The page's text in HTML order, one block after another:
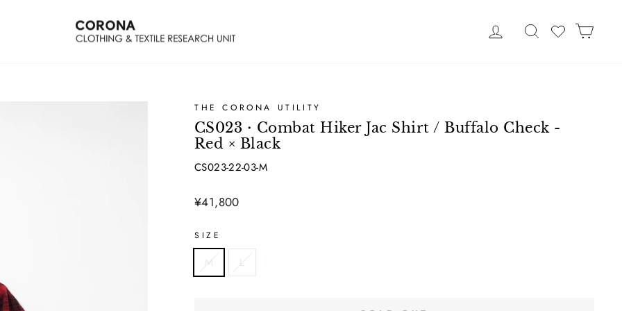
ログイン Search
THE CORONA UTILITY
CS023・Combat Hiker Jac Shirt / Buffalo Check -
Red × Black
CS023-22-03-M
Regular
¥41,800
SIZE
M L